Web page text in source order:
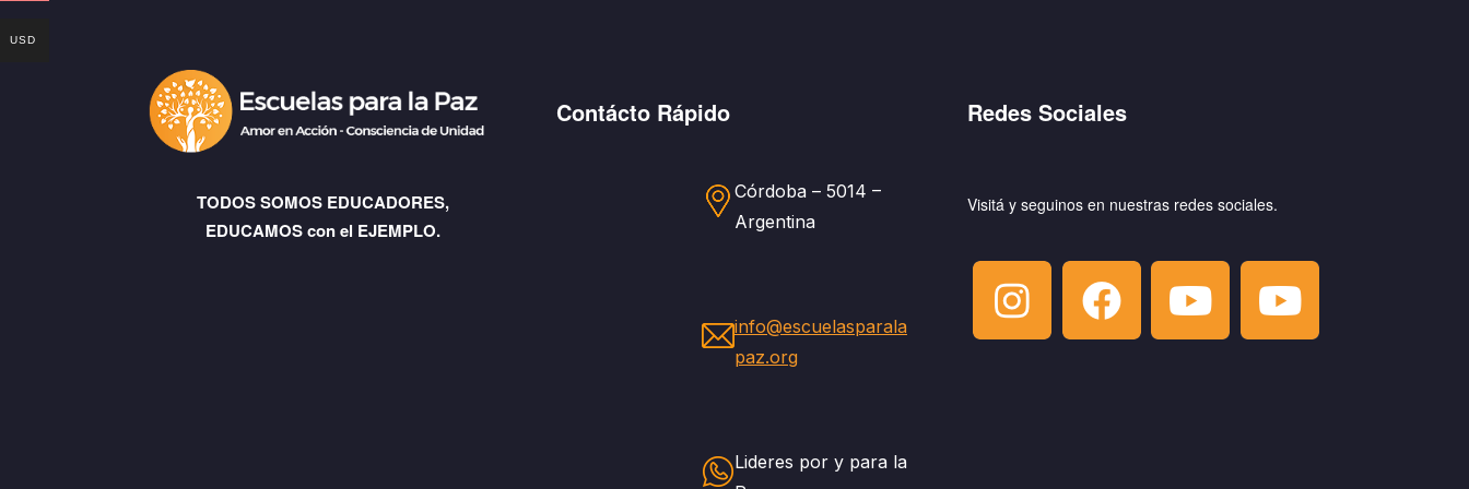
TODOS SOMOS EDUCADORES,
EDUCAMOS con el EJEMPLO.
Contácto Rápido
Córdoba – 5014 –
Argentina
info@escuelasparala
paz.org
Lideres por y para la
Redes Sociales
Visitá y seguinos en nuestras redes sociales.
USD